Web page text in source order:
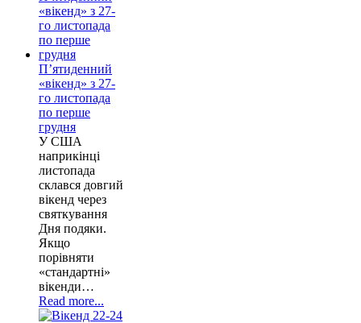
П’ятиденний
«вікенд» з 27-
го листопада
по перше
грудня
У США
наприкінці
листопада
склався довгий
вікенд через
святкування
Дня подяки.
Якщо
порівняти
«стандартні»
вікенди…
Read more...